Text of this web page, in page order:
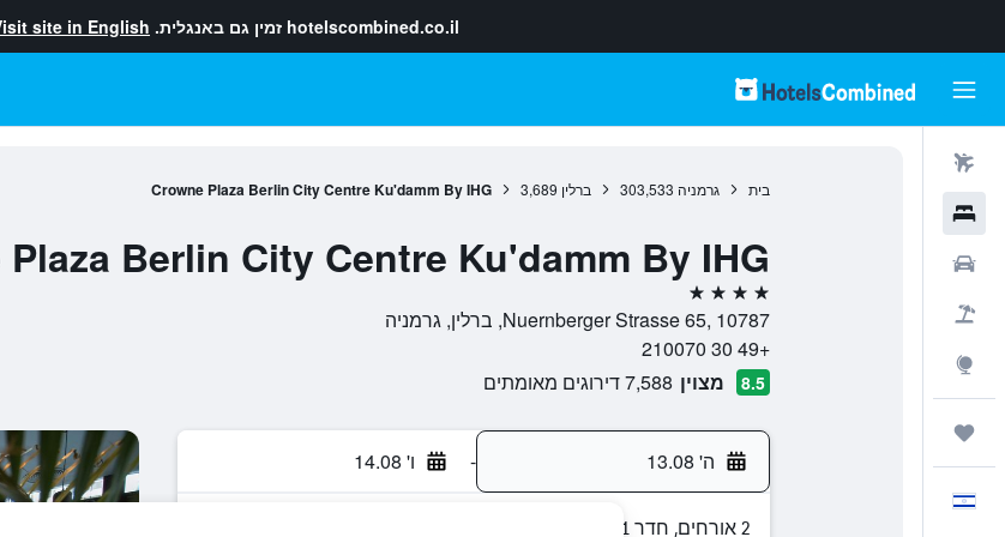
hotelscombined.co.il זמין גם באנגלית. site in English
בית גרמניה 303,533 ברלין 3,689
Crowne Plaza Berlin City Centre Ku'damm By IHG
Berlin City Centre Ku'damm By IHG
4 כוכבים
Nuernberger Strasse 65, 10787, ברלין, גרמניה
+49 30 210070
8.5 מצוין 7,588 דירוגים מאומתים
ה' 13.08 - ו' 14.08
2 אורחים, חדר 1